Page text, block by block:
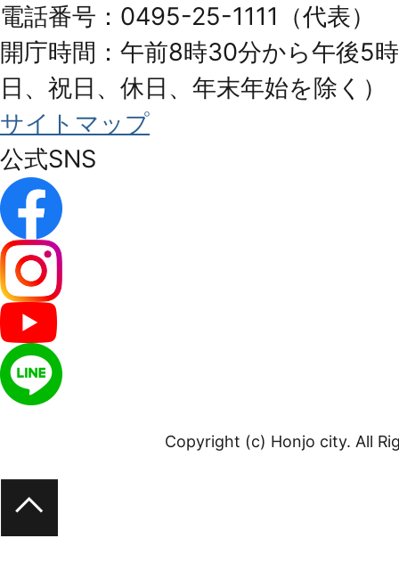
電話番号：0495-25-1111（代表）
開庁時間：午前8時30分から午後5
日、祝日、休日、年末年始を除く）
サイトマップ
公式SNS
Copyright (c) Honjo city. All